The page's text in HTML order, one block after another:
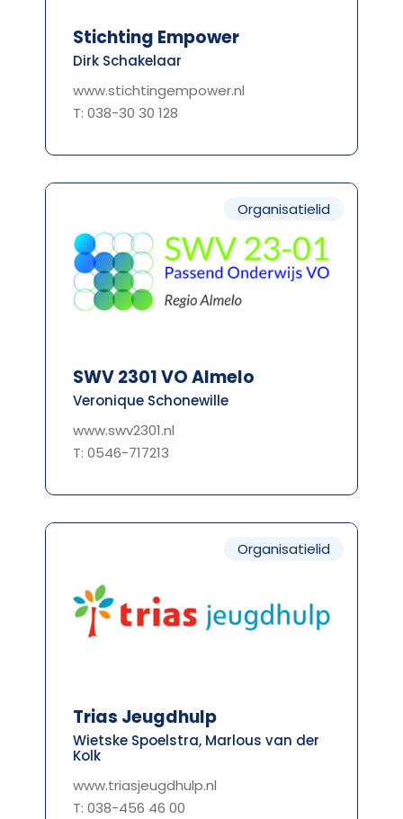
Stichting Empower
Dirk Schakelaar
www.stichtingempower.nl
T: 038-30 30 128
Organisatielid
SWV 2301 VO Almelo
Veronique Schonewille
www.swv2301.nl
T: 0546-717213
Organisatielid
Trias Jeugdhulp
Wietske Spoelstra, Marlous van der
Kolk
www.triasjeugdhulp.nl
T: 038-456 46 00